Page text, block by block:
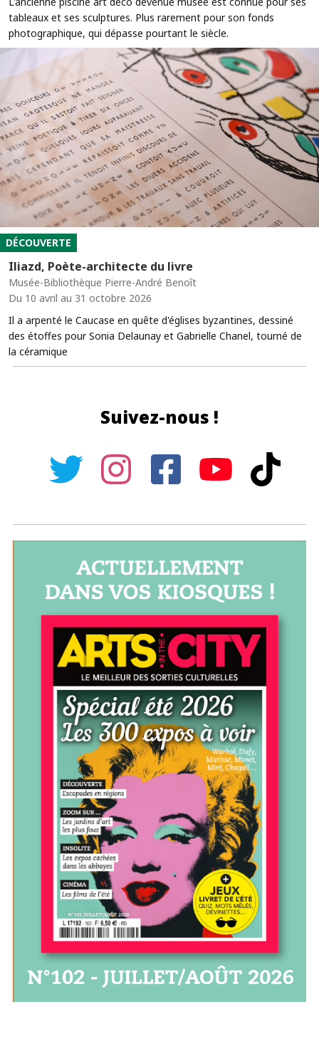
tableaux et ses sculptures. Plus rarement pour son fonds
photographique, qui dépasse pourtant le siècle.
DÉCOUVERTE
Iliazd, Poète-architecte du livre
Musée-Bibliothèque Pierre-André Benoît
Du 10 avril au 31 octobre 2026
Il a arpenté le Caucase en quête d'églises byzantines, dessiné
des étoffes pour Sonia Delaunay et Gabrielle Chanel, tourné de
la céramique
Suivez-nous !